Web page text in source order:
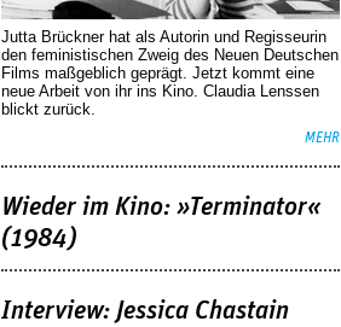
Jutta Brückner hat als Autorin und Regisseurin
den feministischen Zweig des Neuen Deutschen
Films maßgeblich geprägt. Jetzt kommt eine
neue Arbeit von ihr ins Kino. Claudia Lenssen
blickt zurück.
MEHR
Wieder im Kino: »Terminator«
(1984)
Interview: Jessica Chastain